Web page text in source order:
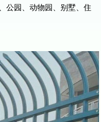
园、动物园、别墅、住